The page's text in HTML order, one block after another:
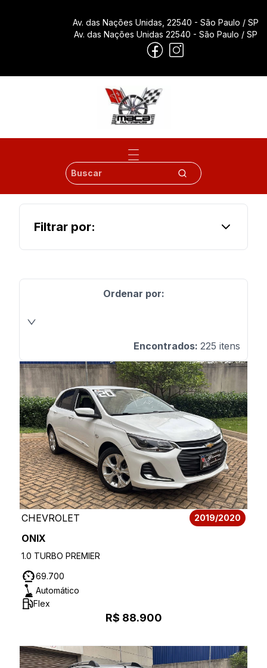
Av. das Nações Unidas, 22540 - São Paulo / SP
Av. das Nações Unidas 22540 - São Paulo / SP
Filtrar por:
Ordenar por:
Encontrados: 225 itens
CHEVROLET 2019/2020
ONIX
1.0 TURBO PREMIER
69.700
Automático
Flex
R$ 88.900